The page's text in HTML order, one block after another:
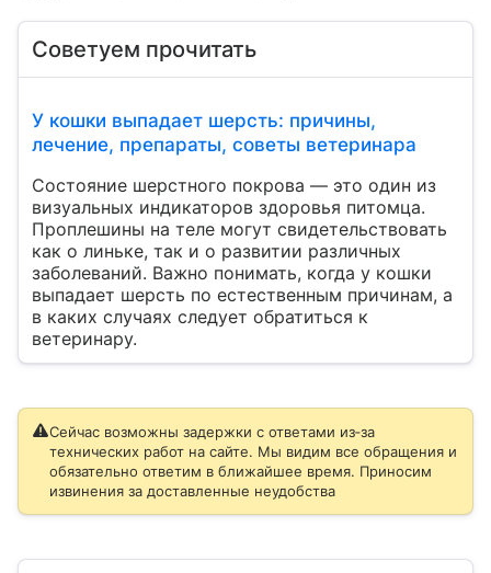
Советуем прочитать
У кошки выпадает шерсть: причины,
лечение, препараты, советы ветеринара
Состояние шерстного покрова — это один из
визуальных индикаторов здоровья питомца.
Проплешины на теле могут свидетельствовать
как о линьке, так и о развитии различных
заболеваний. Важно понимать, когда у кошки
выпадает шерсть по естественным причинам, а
в каких случаях следует обратиться к
ветеринару.
Сейчас возможны задержки с ответами из‑за
технических работ на сайте. Мы видим все обращения и
обязательно ответим в ближайшее время. Приносим
извинения за доставленные неудобства